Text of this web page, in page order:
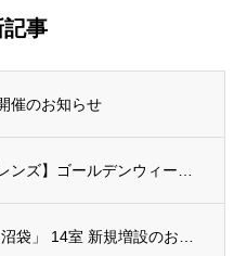
事
催のお知らせ